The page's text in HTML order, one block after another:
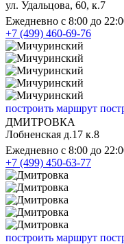
ул. Удальцова, 60, к.7
Ежедневно с 8:00 до
+7 (499) 460-69-76
построить маршрут
ДМИТРОВКА
Лобненская д.17 к.8
Ежедневно с 8:00 до
+7 (499) 450-63-77
построить маршрут